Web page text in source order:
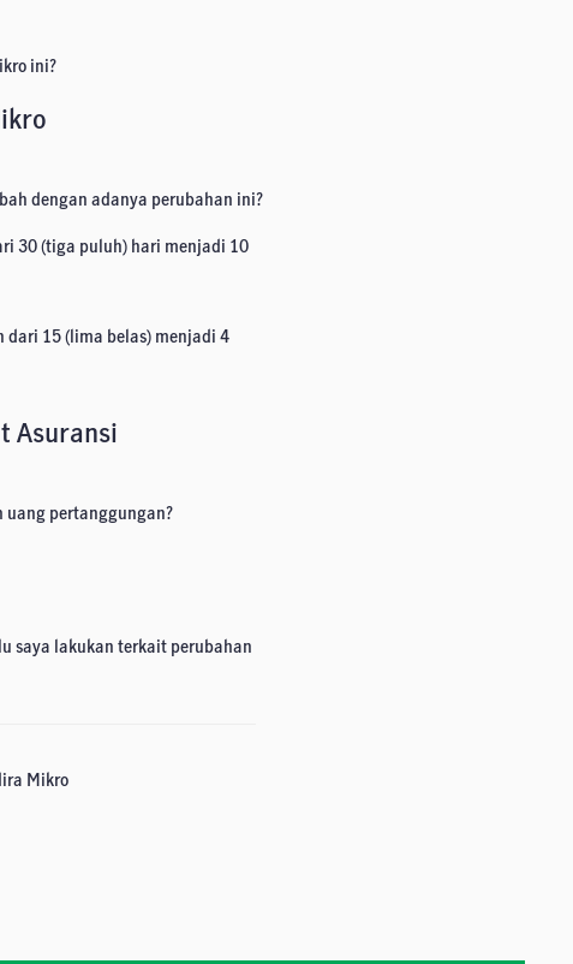
ini?
dengan adanya perubahan ini?
30 (tiga puluh) hari menjadi 10
15 (lima belas) menjadi 4
Asuransi
uang pertanggungan?
saya lakukan terkait perubahan
Mikro